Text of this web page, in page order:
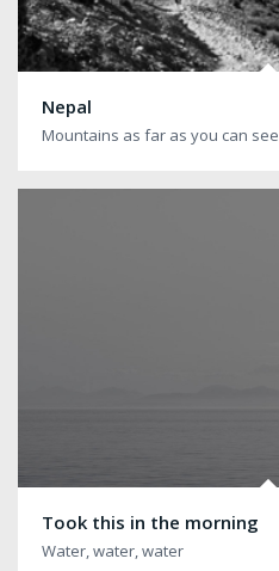
Nepal
Mountains as far as you can see
Took this in the morning
Water, water, water